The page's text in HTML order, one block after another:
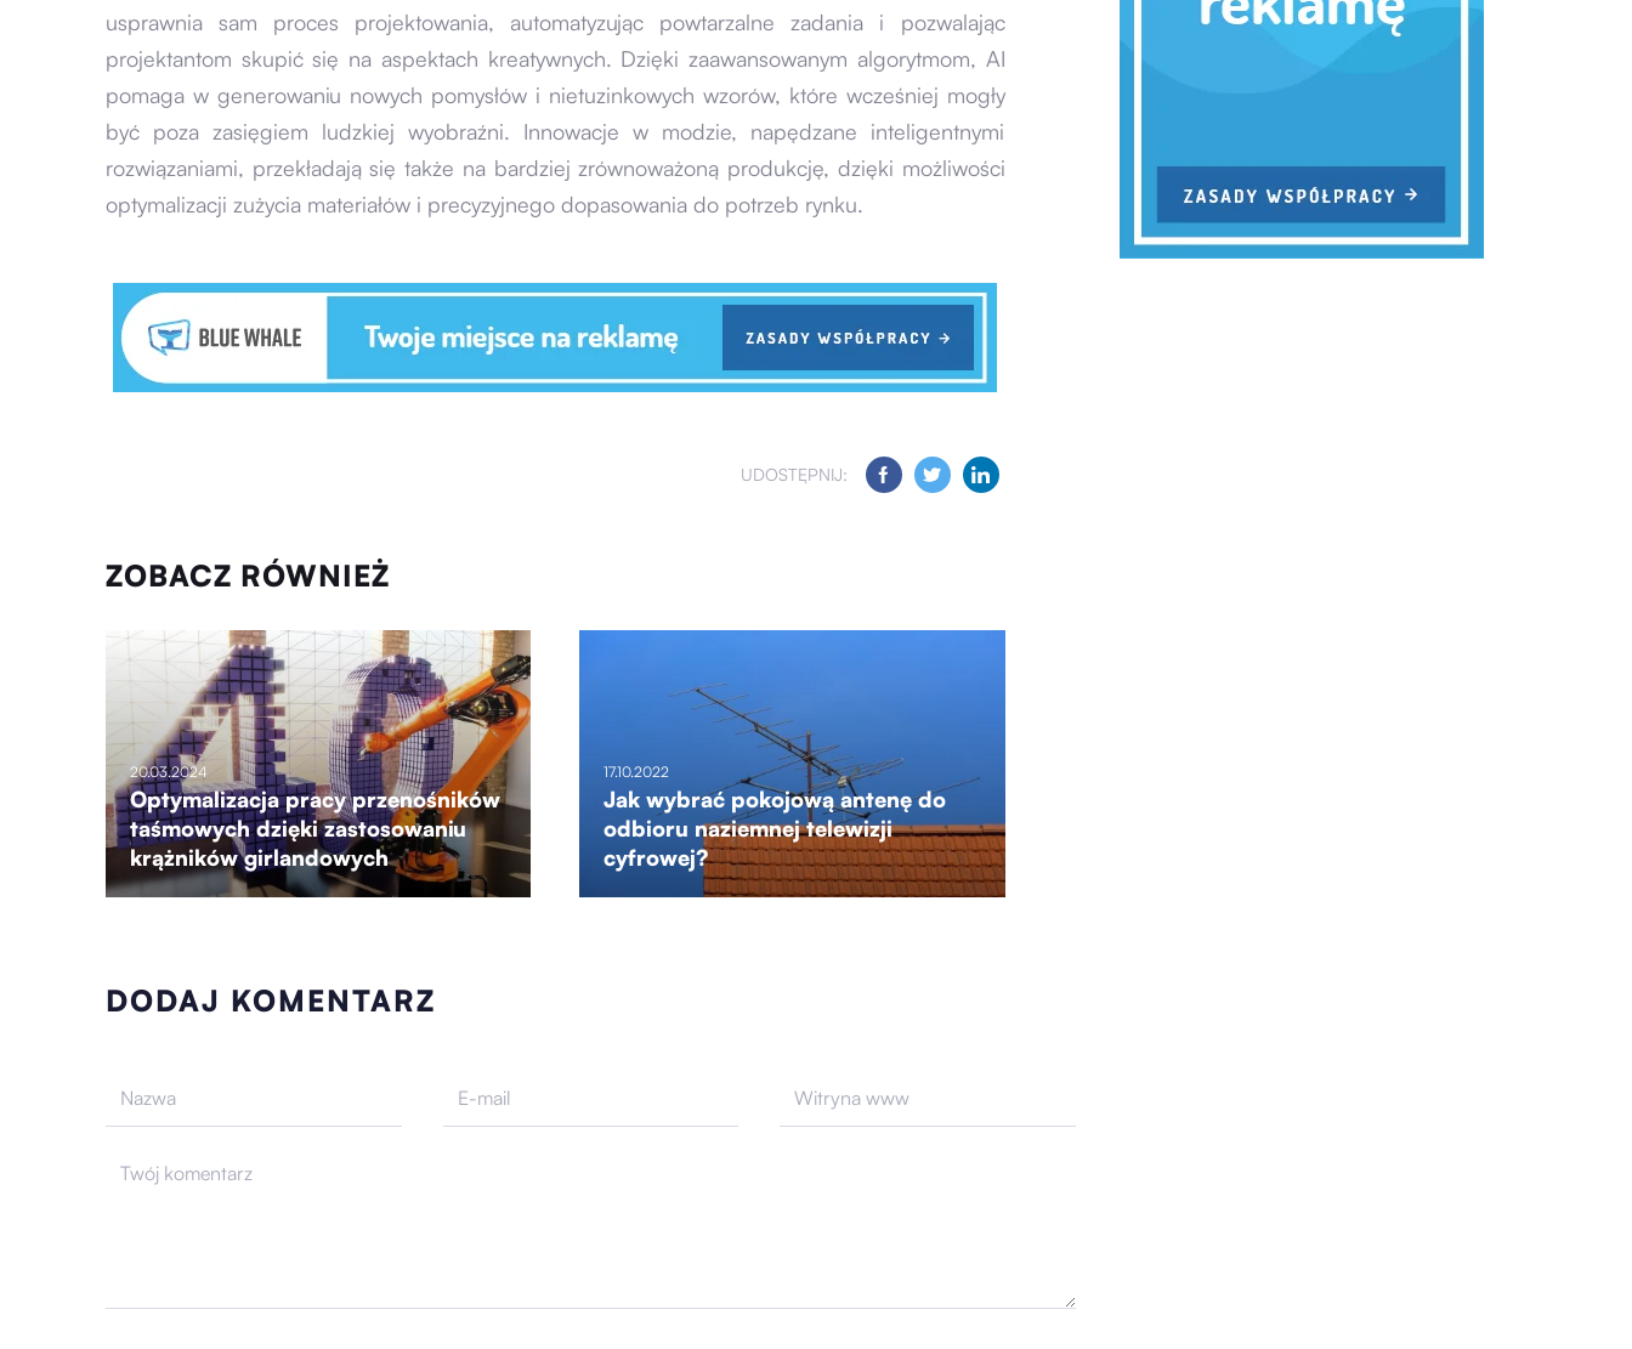
usprawnia sam proces projektowania, automatyzując powtarzalne zadania i pozwalając
projektantom skupić się na aspektach kreatywnych. Dzięki zaawansowanym algorytmom, AI
pomaga w generowaniu nowych pomysłów i nietuzinkowych wzorów, które wcześniej mogły
być poza zasięgiem ludzkiej wyobraźni. Innowacje w modzie, napędzane inteligentnymi
rozwiązaniami, przekładają się także na bardziej zrównoważoną produkcję, dzięki możliwości
optymalizacji zużycia materiałów i precyzyjnego dopasowania do potrzeb rynku.
UDOSTĘPNIJ:
ZOBACZ RÓWNIEŻ
20.03.2024
Optymalizacja pracy przenośników
taśmowych dzięki zastosowaniu
krążników girlandowych
17.10.2022
Jak wybrać pokojową antenę do
odbioru naziemnej telewizji
cyfrowej?
DODAJ KOMENTARZ